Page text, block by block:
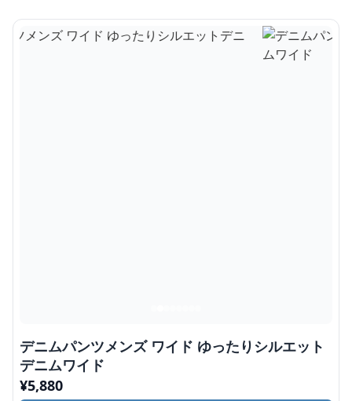
デニムパンツメンズ ワイド ゆったりシルエット
デニムワイド
¥5,880